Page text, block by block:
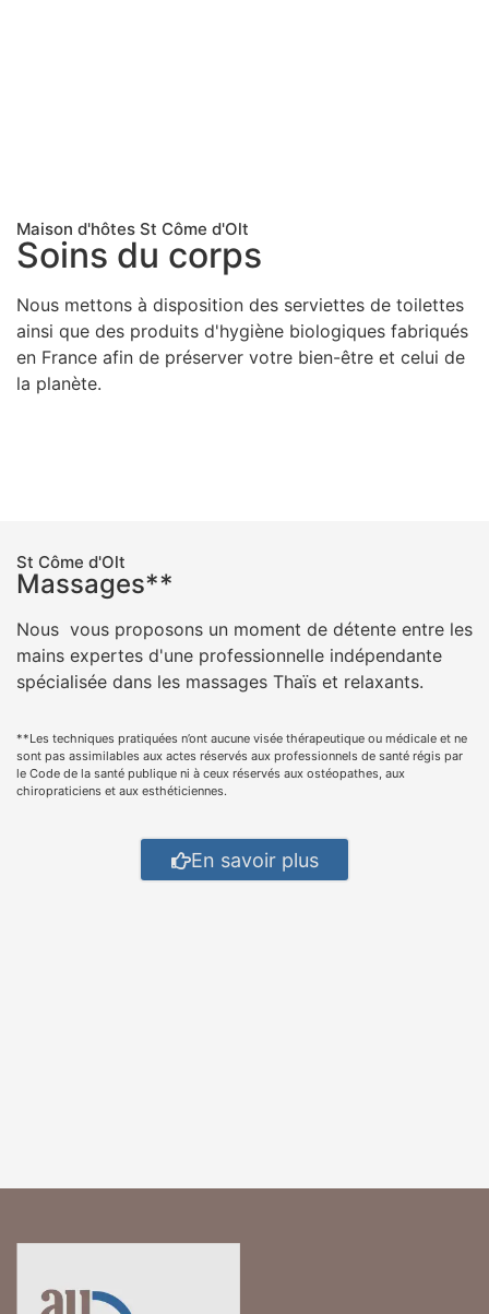
Maison d'hôtes St Côme d'Olt
Soins du corps
Nous mettons à disposition des serviettes de toilettes
ainsi que des produits d'hygiène biologiques fabriqués
en France afin de préserver votre bien-être et celui de
la planète.
St Côme d'Olt
Massages**
Nous vous proposons un moment de détente entre les
mains expertes d'une professionnelle indépendante
spécialisée dans les massages Thaïs et relaxants.
**Les techniques pratiquées n’ont aucune visée thérapeutique ou médicale et ne
sont pas assimilables aux actes réservés aux professionnels de santé régis par
le Code de la santé publique ni à ceux réservés aux ostéopathes, aux
chiropraticiens et aux esthéticiennes.
En savoir plus